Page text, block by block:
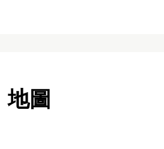
地圖